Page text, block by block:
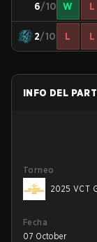
6/10 W L
2/10 L L
INFO DEL
Torneo
2025 VCT
Fecha
07 October